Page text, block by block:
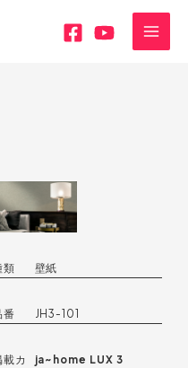
類 壁紙
番 JH3-101
載カ
ja~home LUX 3